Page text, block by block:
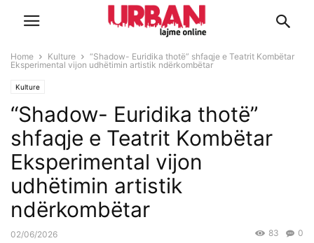
Home Kulture
“Shadow- Euridika thotë” shfaqje e Teatrit Kombëtar
Eksperimental vijon udhëtimin artistik ndërkombëtar
Kulture
“Shadow- Euridika thotë”
shfaqje e Teatrit Kombëtar
Eksperimental vijon
udhëtimin artistik
ndërkombëtar
02/06/2026 0
83